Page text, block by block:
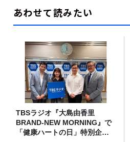
あわせて読みたい
TBSラジオ『大島由香里
BRAND-NEW MORNING』で
「健康ハートの日」特別企画